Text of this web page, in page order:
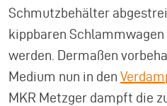
Schmutzbehälter
kippbaren
werden. Dermaßen
Medium nun in den
MKR Metzger dampft die